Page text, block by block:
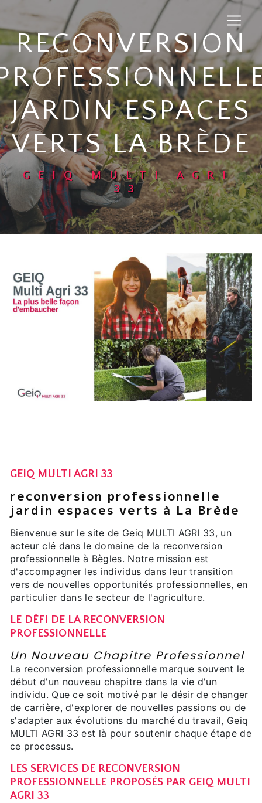
RECONVERSION
JARDIN ESPACES
VERTS LA BRÈDE
GEIQ MULTI AGRI
33
GEIQ MULTI AGRI 33
reconversion professionnelle
jardin espaces verts à La Brède
Bienvenue sur le site de Geiq MULTI AGRI 33, un
acteur clé dans le domaine de la reconversion
professionnelle à Bègles. Notre mission est
d'accompagner les individus dans leur transition
vers de nouvelles opportunités professionnelles, en
particulier dans le secteur de l'agriculture.
LE DÉFI DE LA RECONVERSION
PROFESSIONNELLE
Un Nouveau Chapitre Professionnel
La reconversion professionnelle marque souvent le
début d'un nouveau chapitre dans la vie d'un
individu. Que ce soit motivé par le désir de changer
de carrière, d'explorer de nouvelles passions ou de
s'adapter aux évolutions du marché du travail, Geiq
MULTI AGRI 33 est là pour soutenir chaque étape de
ce processus.
LES SERVICES DE RECONVERSION
PROFESSIONNELLE PROPOSÉS PAR GEIQ MULTI
AGRI 33
Panneau de gestion des cookies